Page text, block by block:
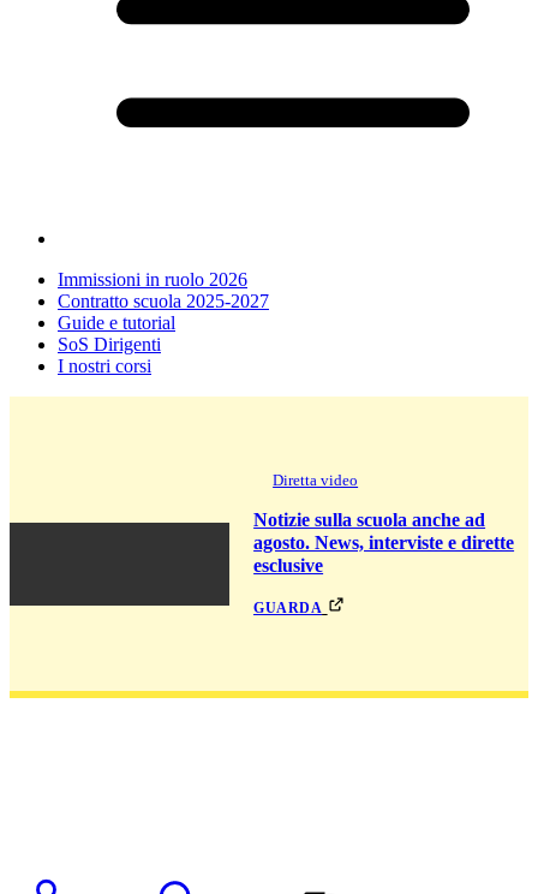
Immissioni in ruolo 2026
Contratto scuola 2025-2027
Guide e tutorial
SoS Dirigenti
I nostri corsi
Diretta video
Notizie sulla scuola anche ad
agosto. News, interviste e dirette
esclusive
guarda